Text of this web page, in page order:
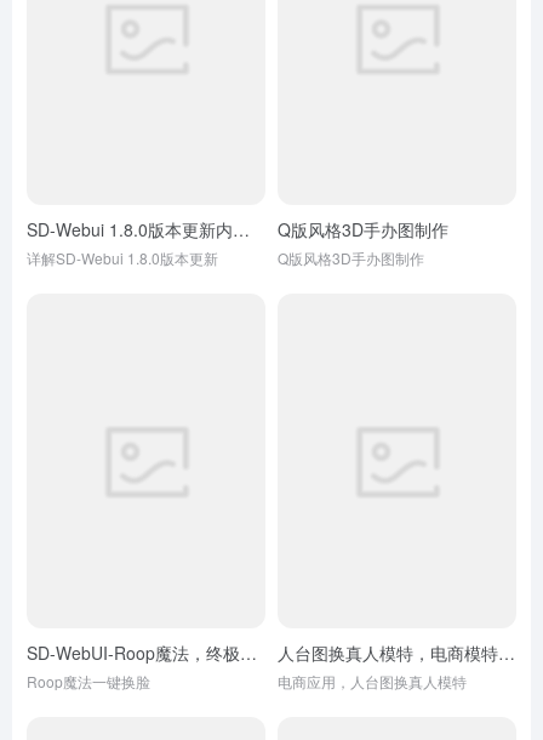
SD-Webui 1.8.0版本更新内容，Soft inpainting拯救模特换装不贴合痛点
详解SD-Webui 1.8.0版本更新
Q版风格3D手办图制作
Q版风格3D手办图制作
SD-WebUI-Roop魔法，终极换脸，AI一键换脸
Roop魔法一键换脸
人台图换真人模特，电商模特换装
电商应用，人台图换真人模特